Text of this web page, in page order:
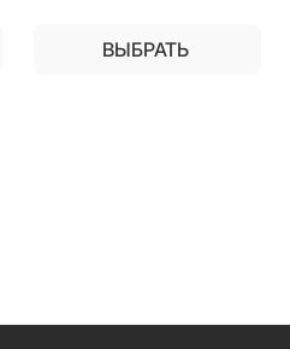
ВЫБРАТЬ